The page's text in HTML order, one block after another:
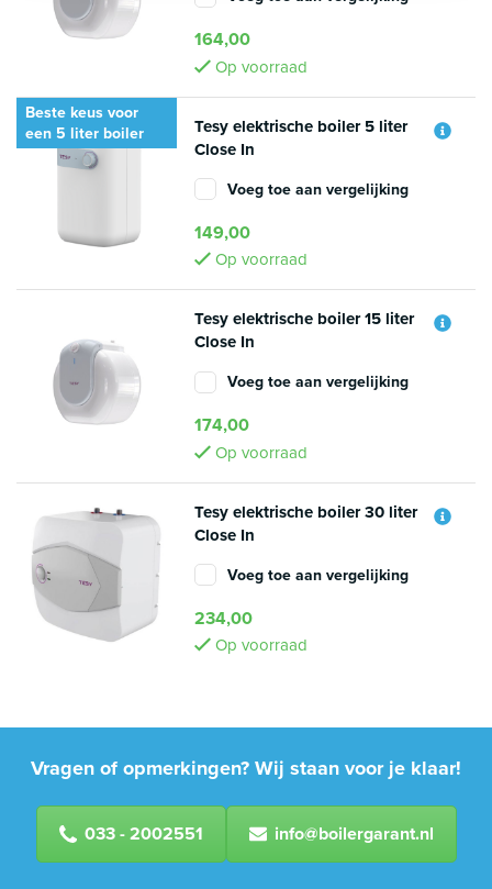
164,00
Op voorraad
Beste keus voor
een 5 liter boiler
Tesy elektrische boiler 5 liter
Close In
Voeg toe aan vergelijking
149,00
Op voorraad
Tesy elektrische boiler 15 liter
Close In
Voeg toe aan vergelijking
174,00
Op voorraad
Tesy elektrische boiler 30 liter
Close In
Voeg toe aan vergelijking
234,00
Op voorraad
Vragen of opmerkingen? Wij staan voor je klaar!
033 - 2002551 info@boilergarant.nl